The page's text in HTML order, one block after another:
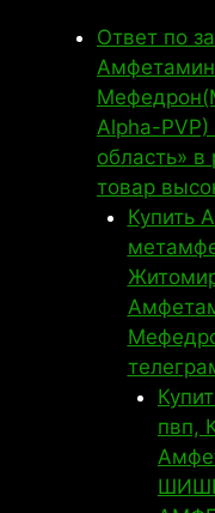
Ответ по
Alpha-
область» в
товар
Купить
пвп,